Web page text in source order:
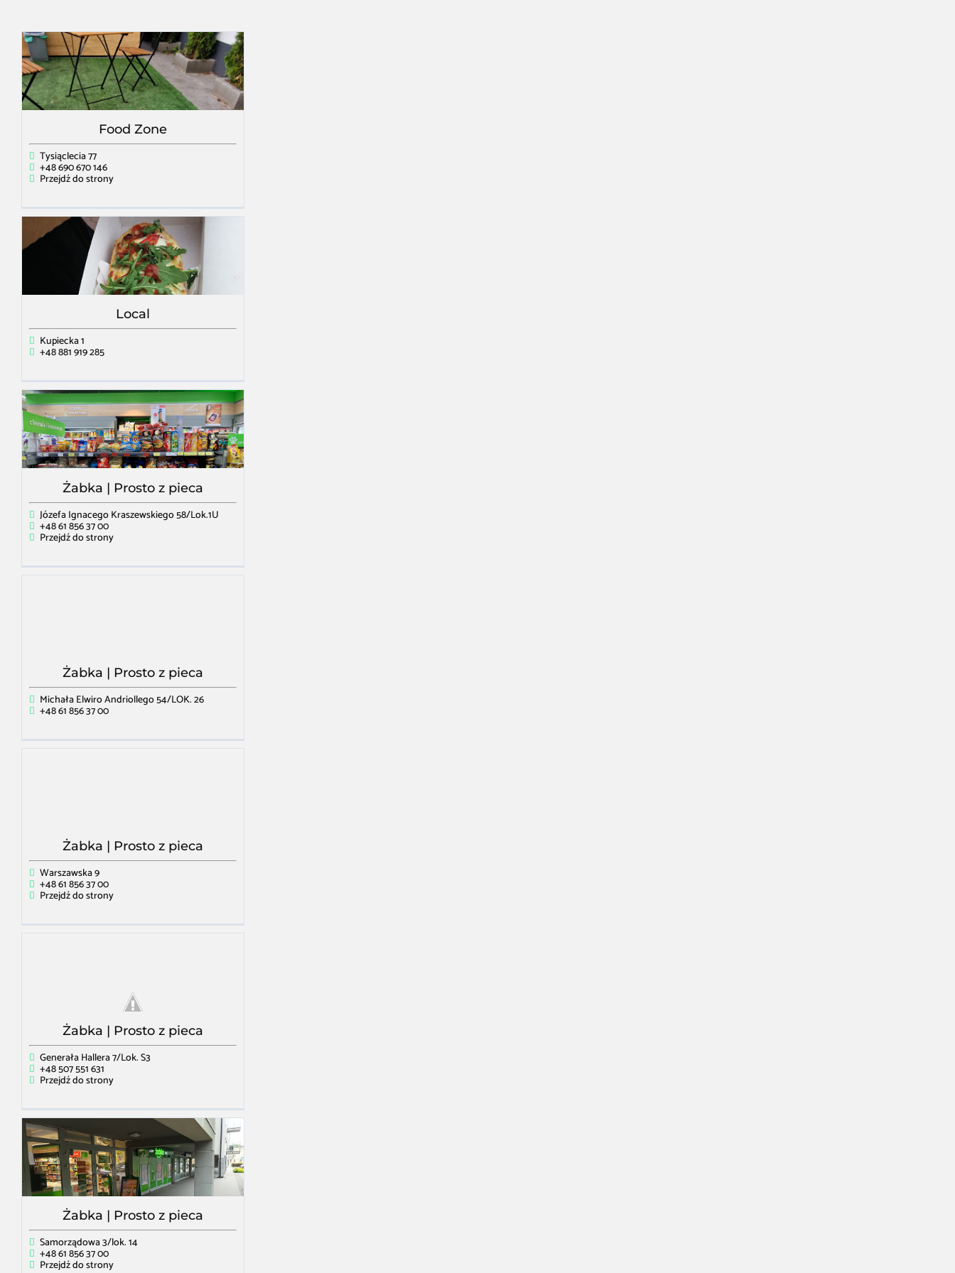
Food Zone
Tysiąclecia 77
+48 690 670 146
Przejdź do strony
Local
Kupiecka 1
+48 881 919 285
Żabka | Prosto z pieca
Józefa Ignacego Kraszewskiego 58/Lok.1U
+48 61 856 37 00
Przejdź do strony
Żabka | Prosto z pieca
Michała Elwiro Andriollego 54/LOK. 26
+48 61 856 37 00
Żabka | Prosto z pieca
Warszawska 9
+48 61 856 37 00
Przejdź do strony
Żabka | Prosto z pieca
Generała Hallera 7/Lok. S3
+48 507 551 631
Przejdź do strony
Żabka | Prosto z pieca
Samorządowa 3/lok. 14
+48 61 856 37 00
Przejdź do strony